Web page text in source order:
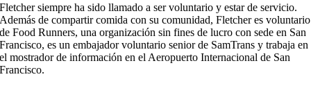
Fletcher siempre ha sido llamado a ser voluntario y estar de servicio.
Además de compartir comida con su comunidad, Fletcher es voluntario
de Food Runners, una organización sin fines de lucro con sede en San
Francisco, es un embajador voluntario senior de SamTrans y trabaja en
el mostrador de información en el Aeropuerto Internacional de San
Francisco.